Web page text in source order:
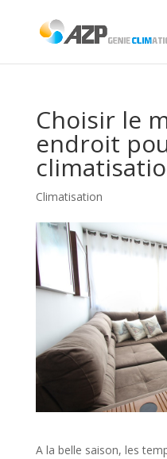
Choisir le
endroit
Climatisation
A la belle saison, les